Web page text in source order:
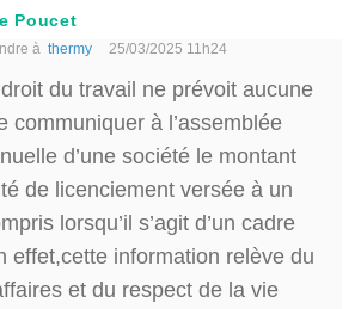
Poucet
à thermy 25/03/2025 11h24
du travail ne prévoit aucune
communiquer à l’assemblée
d’une société le montant
de licenciement versée à un
lorsqu’il s’agit d’un cadre
effet,cette information relève du
et du respect de la vie